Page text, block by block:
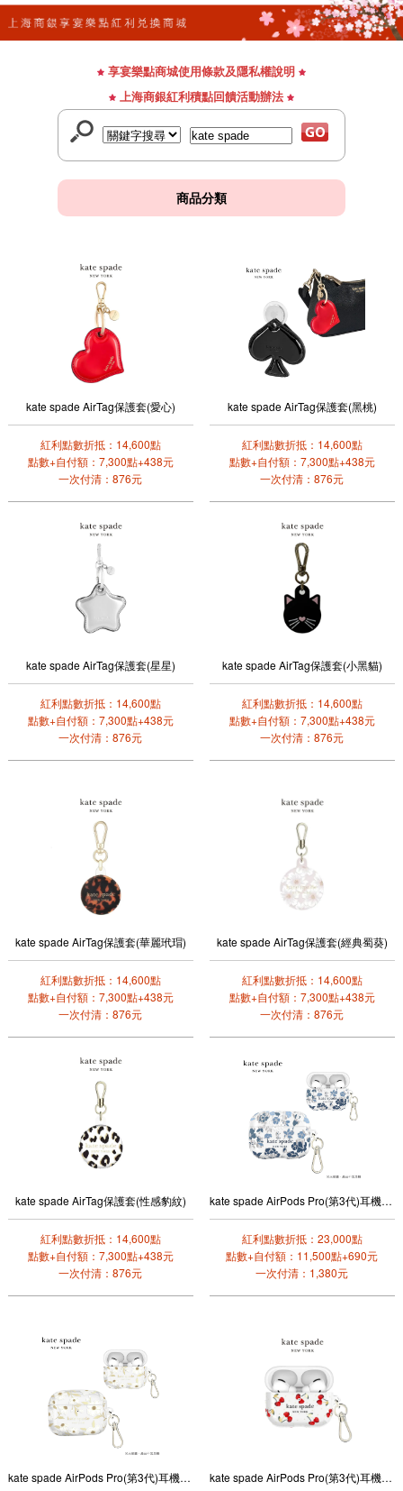
享宴樂點商城使用條款及隱私權說明
上海商銀紅利積點回饋活動辦法
商品分類
kate spade AirTag保護套(愛心)
紅利點數折抵：14,600點
點數+自付額：7,300點+438元
一次付清：876元
kate spade AirTag保護套(黑桃)
紅利點數折抵：14,600點
點數+自付額：7,300點+438元
一次付清：876元
kate spade AirTag保護套(星星)
紅利點數折抵：14,600點
點數+自付額：7,300點+438元
一次付清：876元
kate spade AirTag保護套(小黑貓)
紅利點數折抵：14,600點
點數+自付額：7,300點+438元
一次付清：876元
kate spade AirTag保護套(華麗玳瑁)
紅利點數折抵：14,600點
點數+自付額：7,300點+438元
一次付清：876元
kate spade AirTag保護套(經典蜀葵)
紅利點數折抵：14,600點
點數+自付額：7,300點+438元
一次付清：876元
kate spade AirTag保護套(性感豹紋)
紅利點數折抵：14,600點
點數+自付額：7,300點+438元
一次付清：876元
kate spade AirPods Pro(第3代)耳機保護殼套(皇室藍)
紅利點數折抵：23,000點
點數+自付額：11,500點+690元
一次付清：1,380元
kate spade AirPods Pro(第3代)耳機保護殼套(茉莉芬芳) kate spade AirPods Pro(第3代)耳機保護殼套(嬌豔櫻桃)